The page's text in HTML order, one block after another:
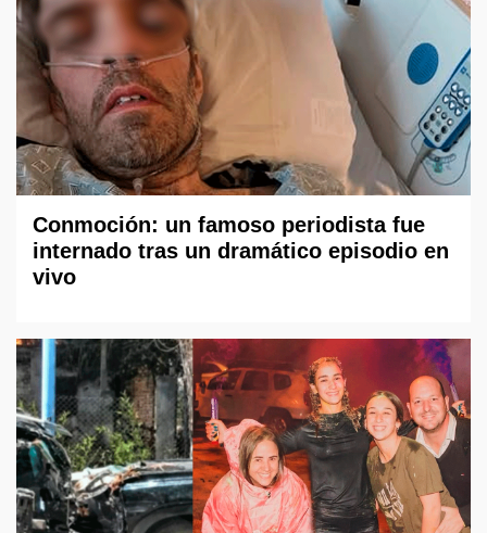
Conmoción: un famoso periodista fue
internado tras un dramático episodio en
vivo